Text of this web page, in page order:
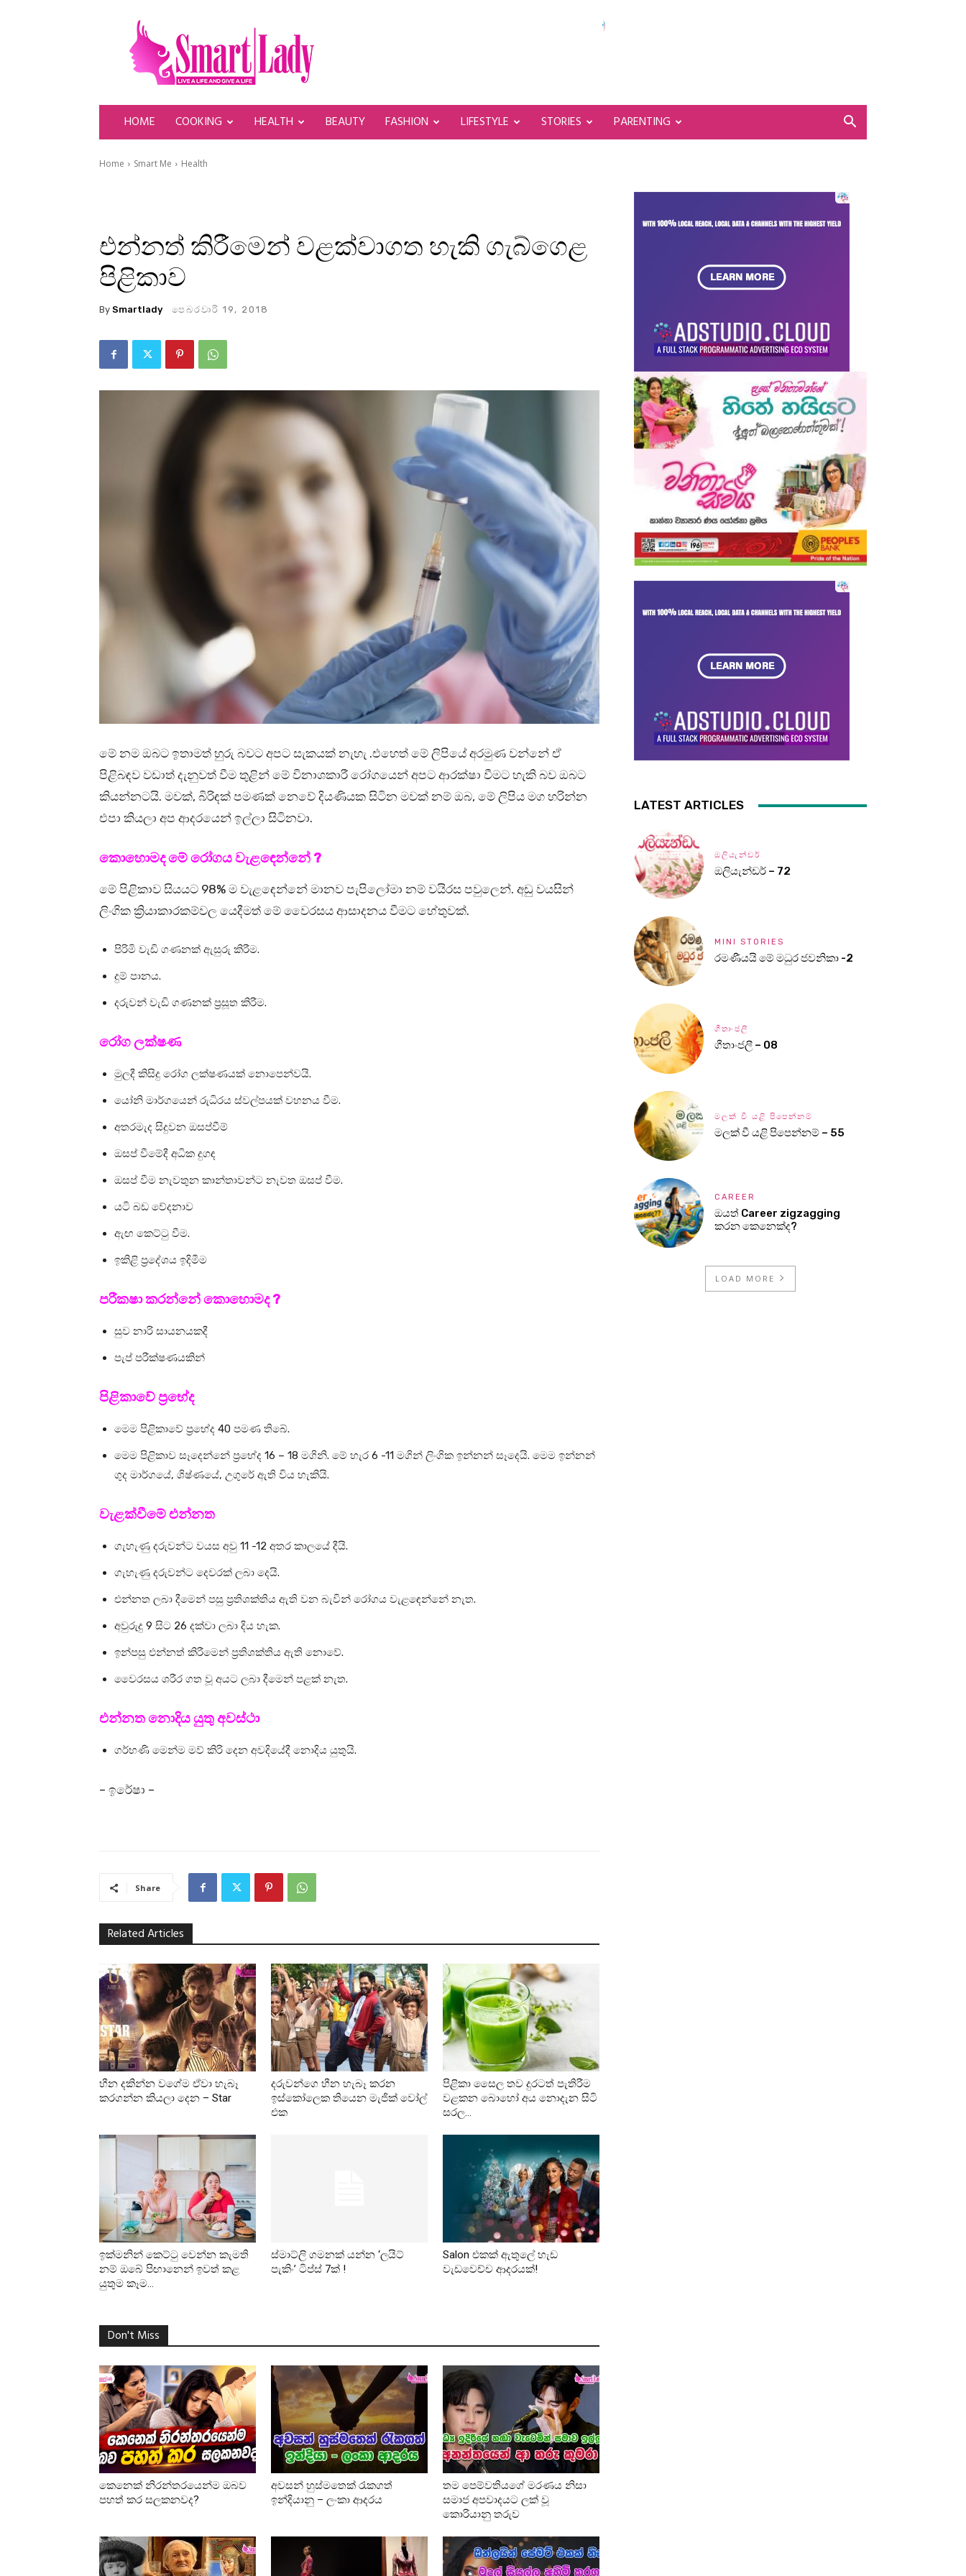
SmartLady
HOME COOKING HEALTH BEAUTY FASHION LIFESTYLE STORIES PARENTING
Home Smart Me Health
එන්නත් කිරීමෙන් වළක්වාගත හැකි ගැබ්ගෙළ
පිළිකාව
By Smartlady පෙබරවාරි 19, 2018
මේ නම ඔබ‍ට ඉතාමත් හුරු බවට අපට සැකයක් නැහැ .එහෙත් මේ ලිපියේ අරමුණ වන්නේ ඒ
පිළිබඳව වඩාත් දැනුවත් වීම තුළින් මේ විනාශකාරී රෝගයෙන් අපට ආරක්ෂා වීමට හැකි බව ඔබට
කියන්නටයි. මවක්, බිරිඳක් පමණක් නෙවේ දියණියක සිටින මවක් නම් ඔබ, මේ ලිපිය මග හරින්න
එපා කියලා අප ආදරයෙන් ඉල්ලා සිටිනවා.
කොහොමද මේ රෝගය වැළඳෙන්නේ ?
මේ පිළිකාව සියයට 98% ම වැළඳෙන්නේ මානව පැපිලෝමා නම් වයිරස පවුලෙන්. අඩු වයසින්
ලිංගික ක්‍රියාකාරකම්වල යෙදීමත් මේ වෛරසය ආසාදනය වීමට හේතුවක්.
පිරිමි වැඩි ගණනක් ඇසුරු කිරීම.
දුම් පානය.
දරුවන් වැඩි ගණනක් ප්‍රසූත කිරීම.
රෝග ලක්ෂණ
මුලදී කිසිදු රෝග ලක්ෂණයක් නොපෙන්වයි.
යෝනි මාර්ගයෙන් රුධිරය ස්වල්පයක් වහනය වීම.
අතරමැද සිදුවන ඔසප්වීම්
ඔසප් වීමේදී අධික දුගඳ
ඔසප් වීම නැවතුන කාන්තාවන්ට නැවත ඔසප් වීම.
යටි බඩ වේදනාව
ඇඟ කෙට්ටු වීම.
ඉකිළි ප්‍රදේශය ඉදිමීම
පරීකෂා කරන්නේ කොහොමද ?
සුව නාරි සායනයකදී
පැප් පරීක්ෂණයකින්
පිළිකාවේ ප්‍රභේද
මෙම පිළිකාවේ ප්‍රභේද 40 පමණ තිබේ.
මෙම පිළිකාව සෑදෙන්නේ ප්‍රභේද 16 – 18 මගිනි. මේ හැර 6 -11 මගින් ලිංගික ඉන්නන් සෑදෙයි. මෙම ඉන්නන්
ගුද මාර්ගයේ, ශිෂ්ණයේ, උගුරේ ඇති විය හැකියි.
වැළක්වීමේ එන්නත
ගැහැණු දරුවන්ට වයස අවු 11 -12 අතර කාලයේ දීයි.
ගැහැණු දරුවන්ට දෙවරක් ලබා දෙයි.
එන්නත ලබා දීමෙන් පසු ප්‍රතිශක්තිය ඇති වන බැවින් රෝගය වැළඳෙන්නේ නැත.
අවුරුදු 9 සිට 26 දක්වා ලබා දිය හැක.
ඉන්පසු එන්නත් කිරීමෙන් ප්‍රතිශක්තිය ඇති නොවේ.
වෛරසය ශරීර ගත වූ අයට ලබා දීමෙන් පළක් නැත.
එන්නත නොදිය යුතු අවස්ථා
ගර්භණි මෙන්ම මව් කිරි දෙන අවදියේදී නොදිය යුතුයි.
– ඉරේෂා –
Share
Related Articles
හීන දකින්න වගේම ඒවා හැබෑ
කරගන්න කියලා දෙන – Star
දරුවන්ගෙ හීන හැබෑ කරන
ඉස්කෝලෙක තියෙන මැජික් වෝල්
එක
පිළිකා සෛල තව දුරටත් පැතිරීම
වළකන බොහෝ අය නොදැන සිටි
සරල...
ඉක්මනින් කෙට්ටු වෙන්න කැමති
නම් ඔබේ පිඟානෙන් ඉවත් කළ
යුතුම කෑම...
ස්මාට්ලි ගමනක් යන්න ‘ලයිට්
පැකිං’ ටිප්ස් 7ක් !
Salon එකක් ඇතුලේ හැඩ
වැඩවෙච්ච ආදරයක්!
Don't Miss
කෙනෙක් නිරන්තරයෙන්ම ඔබව
පහත් කර සලකනවද?
අවසන් හුස්මතෙක් රැකගත්
ඉන්දියානු – ලංකා ආදරය
තම පෙම්වතියගේ මරණය නිසා
සමාජ අපවාදයට ලක් වූ
කොරියානු තරුව
LATEST ARTICLES
ඔලියැන්ඩර්
ඔලියැන්ඩර් – 72
MINI STORIES
රමණීයයි මේ මධුර ජවනිකා -2
ගීතාංජලී
ගීතාංජලී – 08
මලක් වී යළි පිපෙන්නම්
මලක් වී යළි පිපෙන්නම් – 55
CAREER
ඔයත් Career zigzagging
කරන කෙනෙක්ද?
LOAD MORE